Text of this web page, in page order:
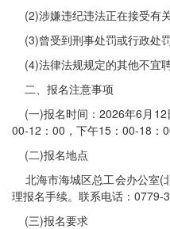
(2)涉嫌违纪违法正在接受有
(3)曾受到刑事处罚或行政处
(4)法律法规规定的其他不宜聘
二、报名注意事项
(一)报名时间：2026年6月12
00-12：00，下午15：00-18：
(二)报名地点
北海市海城区总工会办公室(
理报名手续。联系电话：0779-
(三)报名要求